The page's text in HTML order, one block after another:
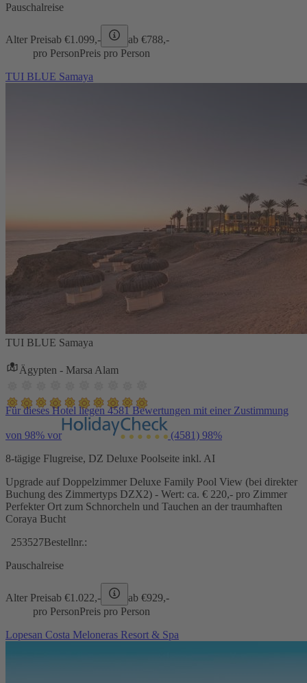
Pauschalreise
Alter Preisab €1.099,- ab €788,-
pro PersonPreis pro Person
TUI BLUE Samaya
TUI BLUE Samaya
Ägypten - Marsa Alam
Für dieses Hotel liegen 4581 Bewertungen mit einer Zustimmung
von 98% vor (4581) 98%
8-tägige Flugreise, DZ Deluxe Poolseite inkl. AI
Upgrade auf Doppelzimmer Deluxe Family Pool View (bei direkter
Buchung des Zimmertyps DZX2) - Wert: ca. € 220,- pro Zimmer
Perfekter Ort zum Schnorcheln und Tauchen an der traumhaften
Coraya Bucht
253527Bestellnr.:
Pauschalreise
Alter Preisab €1.022,- ab €929,-
pro PersonPreis pro Person
Lopesan Costa Meloneras Resort & Spa